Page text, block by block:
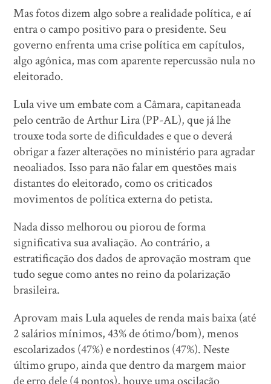
Mas fotos dizem algo sobre a realidade política, e aí
entra o campo positivo para o presidente. Seu
governo enfrenta uma crise política em capítulos,
algo agônica, mas com aparente repercussão nula no
eleitorado.
Lula vive um embate com a Câmara, capitaneada
pelo centrão de Arthur Lira (PP-AL), que já lhe
trouxe toda sorte de dificuldades e que o deverá
obrigar a fazer alterações no ministério para agradar
neoaliados. Isso para não falar em questões mais
distantes do eleitorado, como os criticados
movimentos de política externa do petista.
Nada disso melhorou ou piorou de forma
significativa sua avaliação. Ao contrário, a
estratificação dos dados de aprovação mostram que
tudo segue como antes no reino da polarização
brasileira.
Aprovam mais Lula aqueles de renda mais baixa (até
2 salários mínimos, 43% de ótimo/bom), menos
escolarizados (47%) e nordestinos (47%). Neste
último grupo, ainda que dentro da margem maior